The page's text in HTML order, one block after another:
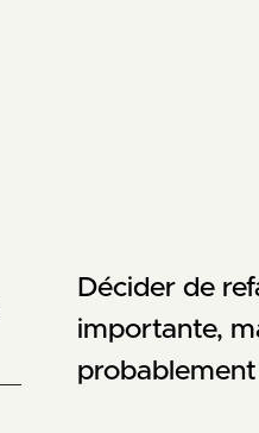
Décider de
importante,